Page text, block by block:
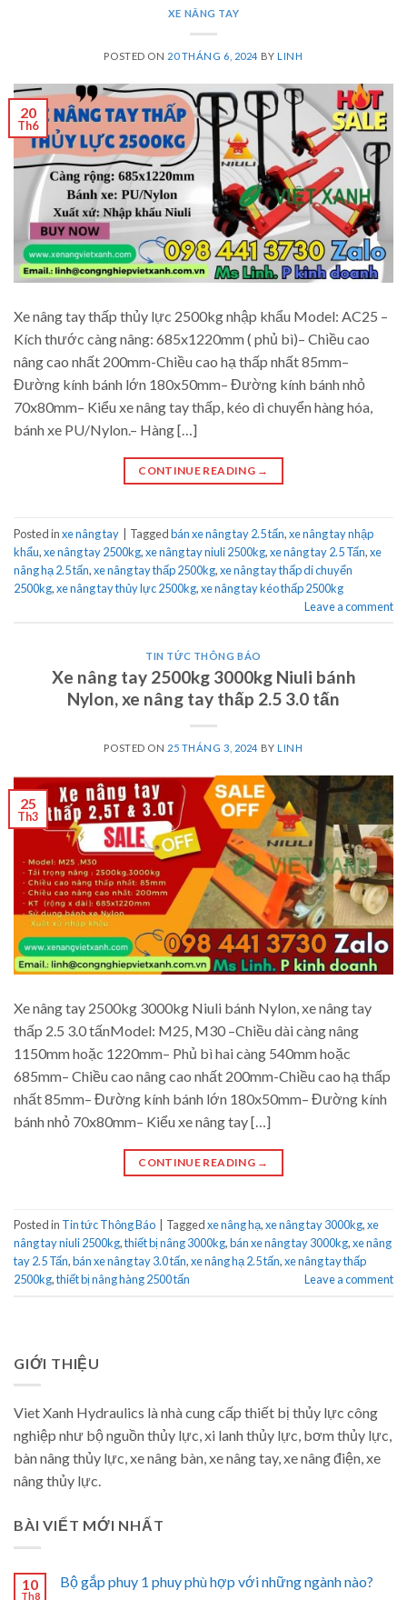
XE NÂNG TAY
POSTED ON 20 THÁNG 6, 2024 BYLINH
20
Th6
Xe nâng tay thấp thủy lực 2500kg nhập khẩu Model: AC25 –
Kích thước càng nâng: 685x1220mm ( phủ bì)– Chiều cao
nâng cao nhất 200mm-Chiều cao hạ thấp nhất 85mm–
Đường kính bánh lớn 180x50mm– Đường kính bánh nhỏ
70x80mm– Kiểu xe nâng tay thấp, kéo di chuyển hàng hóa,
bánh xe PU/Nylon.– Hàng […]
CONTINUE READING →
Posted inxe nâng tay Taggedbán xe nâng tay 2.5 tấn,xe nâng tay nhập
khẩu,xe nâng tay 2500kg,xe nâng tay niuli 2500kg,xe nâng tay 2.5 Tấn,xe
nâng hạ 2.5 tấn,xe nâng tay thấp 2500kg,xe nâng tay thấp di chuyển
2500kg,xe nâng tay thủy lực 2500kg,xe nâng tay kéo thấp 2500kg
Leave a comment
TIN TỨC THÔNG BÁO
Xe nâng tay 2500kg 3000kg Niuli bánh
Nylon, xe nâng tay thấp 2.5 3.0 tấn
POSTED ON 25 THÁNG 3, 2024 BYLINH
25
Th3
Xe nâng tay 2500kg 3000kg Niuli bánh Nylon, xe nâng tay
thấp 2.5 3.0 tấnModel: M25, M30 –Chiều dài càng nâng
1150mm hoặc 1220mm– Phủ bì hai càng 540mm hoặc
685mm– Chiều cao nâng cao nhất 200mm-Chiều cao hạ thấp
nhất 85mm– Đường kính bánh lớn 180x50mm– Đường kính
bánh nhỏ 70x80mm– Kiểu xe nâng tay […]
CONTINUE READING →
Posted in Tin tức Thông Báo Taggedxe nâng hạ,xe nâng tay 3000kg,xe
nâng tay niuli 2500kg,thiết bị nâng 3000kg,bán xe nâng tay 3000kg,xe nâng
tay 2.5 Tấn,bán xe nâng tay 3.0 tấn,xe nâng hạ 2.5 tấn,xe nâng tay thấp
2500kg,thiết bị nâng hàng 2500 tấn Leave a comment
GIỚI THIỆU
Viet Xanh Hydraulics là nhà cung cấp thiết bị thủy lực công
nghiệp như bộ nguồn thủy lực, xi lanh thủy lực, bơm thủy lực,
bàn nâng thủy lực, xe nâng bàn, xe nâng tay, xe nâng điện, xe
nâng thủy lực.
BÀI VIẾT MỚI NHẤT
10
Th8
Bộ gắp phuy 1 phuy phù hợp với những ngành nào?